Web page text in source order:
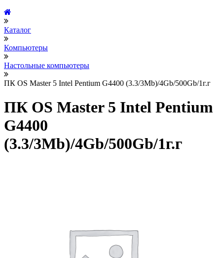
Каталог
Компьютеры
Настольные компьютеры
ПК OS Master 5 Intel Pentium G4400 (3.3/3Mb)/4Gb/500Gb/1г.г
ПК OS Master 5 Intel Pentium
G4400
(3.3/3Mb)/4Gb/500Gb/1г.г